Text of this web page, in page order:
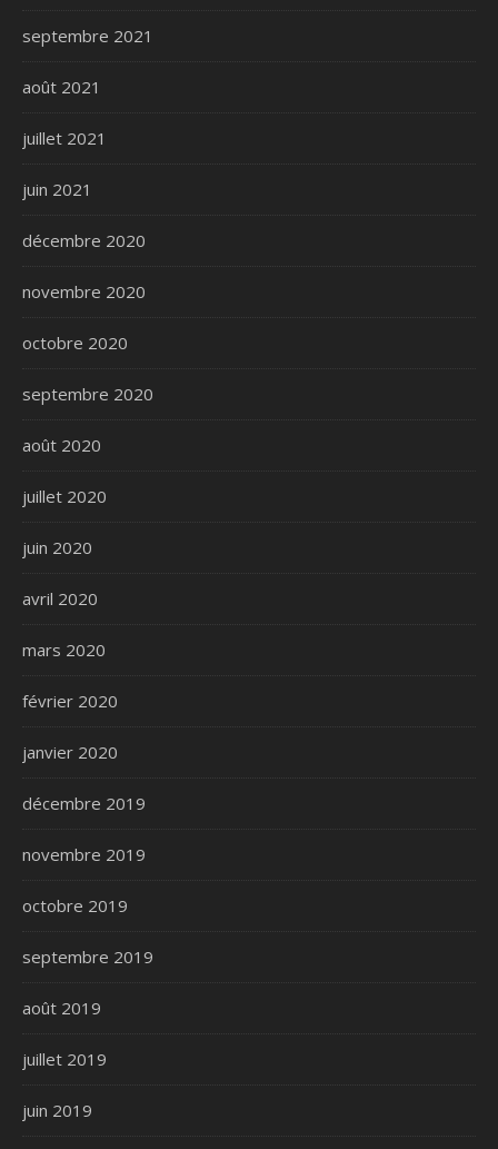
septembre 2021
août 2021
juillet 2021
juin 2021
décembre 2020
novembre 2020
octobre 2020
septembre 2020
août 2020
juillet 2020
juin 2020
avril 2020
mars 2020
février 2020
janvier 2020
décembre 2019
novembre 2019
octobre 2019
septembre 2019
août 2019
juillet 2019
juin 2019